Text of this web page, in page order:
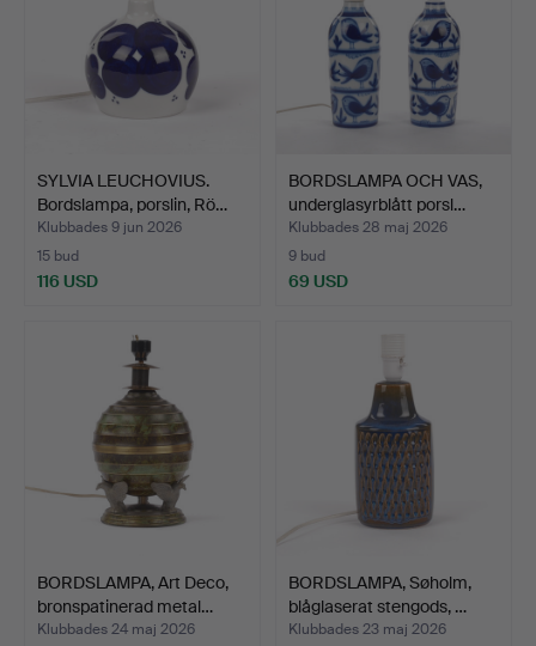
SYLVIA LEUCHOVIUS.
Bordslampa, porslin, Rö…
Klubbades 9 jun 2026
15 bud
116 USD
BORDSLAMPA OCH VAS,
underglasyrblått porsl…
Klubbades 28 maj 2026
9 bud
69 USD
BORDSLAMPA, Art Deco,
bronspatinerad metal…
Klubbades 24 maj 2026
BORDSLAMPA, Søholm,
blåglaserat stengods, …
Klubbades 23 maj 2026